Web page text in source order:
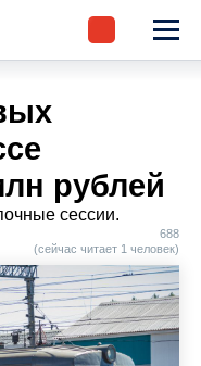
рублей
сессии.
688
(сейчас читает 1 человек)